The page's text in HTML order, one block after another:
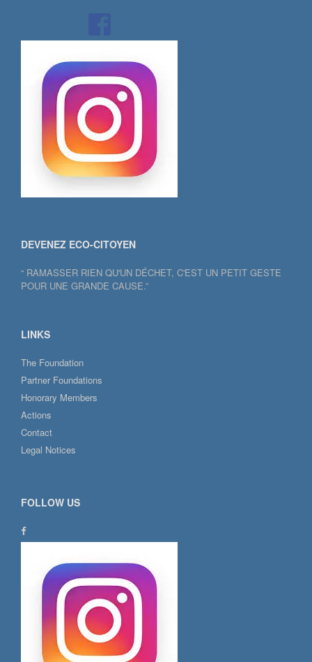
DEVENEZ ECO-CITOYEN
“ RAMASSER RIEN QU'UN DÉCHET, C'EST UN PETIT GESTE
POUR UNE GRANDE CAUSE.”
LINKS
The Foundation
Partner Foundations
Honorary Members
Actions
Contact
Legal Notices
FOLLOW US